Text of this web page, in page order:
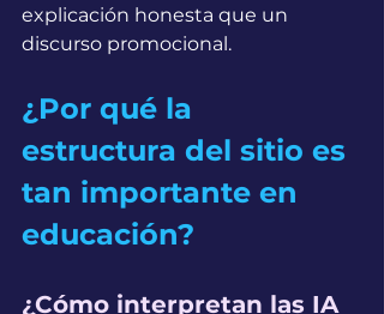
explicación honesta que un
discurso promocional.
¿Por qué la
estructura del sitio es
tan importante en
educación?
¿Cómo interpretan las IA